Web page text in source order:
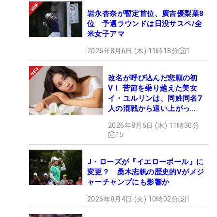
岩永杏奈が暫定首位、廣吉優梨菜8
位 予選ラウンドは日没サスペ/全
米女子アマ
2026年8月6日 (木) 11時18分 1
改名が呼び込んだ悲願の初
V！ 苦節を乗り越えた美女
イ・ユルリンは、同姓同名7
人の混戦から這い上がっ
2026年8月6日 (木) 11時30分
15
J・ローズが『イエローボール』に
変更？ 桑木志帆の歴史的Vがメジ
ャーチャンプにも影響か
2026年8月4日 (火) 10時02分 1